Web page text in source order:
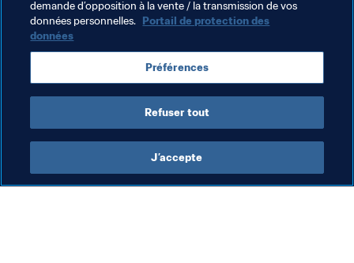
Aleksandra Mirolyubova, qui a su parfaitement résumer
l'esprit de l'initiative caritative du COL et de la FIFA :
"C'était merveilleux de remettre ces cartes dédicacées
aux enfants. Ça prouve que les contes de fées n'arrivent
pas qu'aux autres. Je suis vraiment très heureuse que la
Coupe du Monde nous ait permis de réaliser ce miracle".
demande d’opposition à la vente / la transmission de vos
données personnelles. Portail de protection des
données
Préférences
Refuser tout
J’accepte